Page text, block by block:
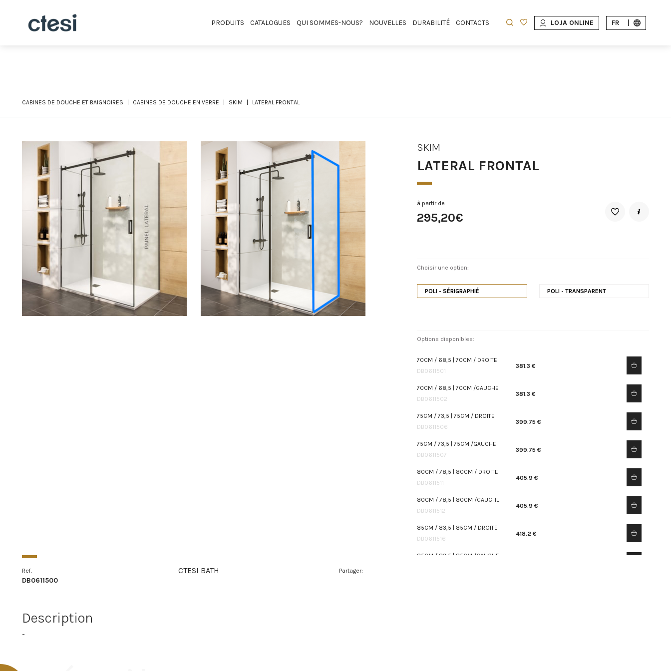
PRODUITS CATALOGUES QUI SOMMES-NOUS? NOUVELLES DURABILITÉ CONTACTS LOJA ONLINE FR
CABINES DE DOUCHE ET BAIGNOIRES CABINES DE DOUCHE EN VERRE SKIM LATERAL FRONTAL
SKIM
LATERAL FRONTAL
à partir de
295,20€
Choisir une option:
POLI - SÉRIGRAPHIÉ POLI - TRANSPARENT
Options disponibles:
70CM / 68,5 | 70CM / DROITE
DB0611501
381.3 €
70CM / 68,5 | 70CM /GAUCHE
DB0611502
381.3 €
75CM / 73,5 | 75CM / DROITE
DB0611506
399.75 €
75CM / 73,5 | 75CM /GAUCHE
DB0611507
399.75 €
80CM / 78,5 | 80CM / DROITE
DB0611511
405.9 €
80CM / 78,5 | 80CM /GAUCHE
DB0611512
405.9 €
85CM / 83,5 | 85CM / DROITE
DB0611516
418.2 €
85CM / 83,5 | 85CM /GAUCHE
Ref.
DB0611500
CTESI BATH Partager:
Description
-